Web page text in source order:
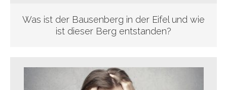
Was ist der Bausenberg in der Eifel und wie
ist dieser Berg entstanden?